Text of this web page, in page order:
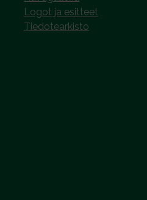
Logot ja esitteet
Tiedotearkisto